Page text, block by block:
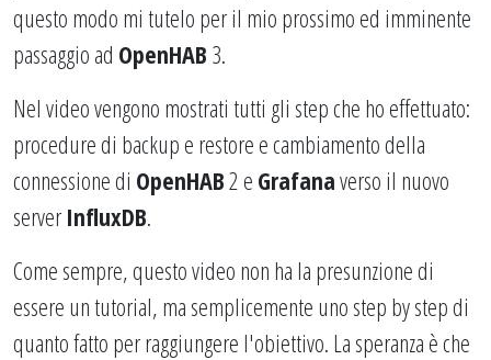
questo modo mi tutelo per il mio prossimo ed imminente
passaggio ad OpenHAB 3.
Nel video vengono mostrati tutti gli step che ho effettuato:
procedure di backup e restore e cambiamento della
connessione di OpenHAB2 e Grafanaverso il nuovo
server InfluxDB.
Come sempre, questo video non ha la presunzione di
essere un tutorial, ma semplicemente uno step by step di
quanto fatto per raggiungere l'obiettivo. La speranza è che